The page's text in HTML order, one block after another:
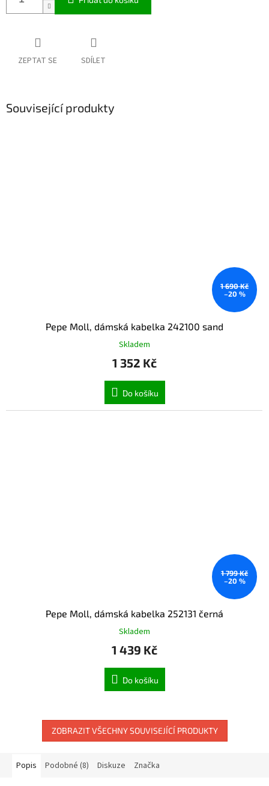
ZEPTAT SE SDÍLET
Související produkty
1 690 Kč
–20 %
Pepe Moll, dámská kabelka 242100 sand
Skladem
1 352 Kč
Do košíku
1 799 Kč
–20 %
Pepe Moll, dámská kabelka 252131 černá
Skladem
1 439 Kč
Do košíku
ZOBRAZIT VŠECHNY SOUVISEJÍCÍ PRODUKTY
Popis Podobné (8) Diskuze Značka